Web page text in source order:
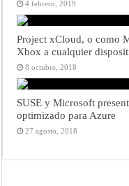
4 febrero, 2019
Project xCloud, o como
Xbox a cualquier
8 octubre, 2018
SUSE y Microsoft
optimizado para Azure
27 agosto, 2018